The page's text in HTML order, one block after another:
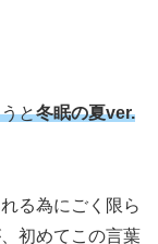
と冬眠の夏ver.
る為にごく限ら
初めてこの言葉